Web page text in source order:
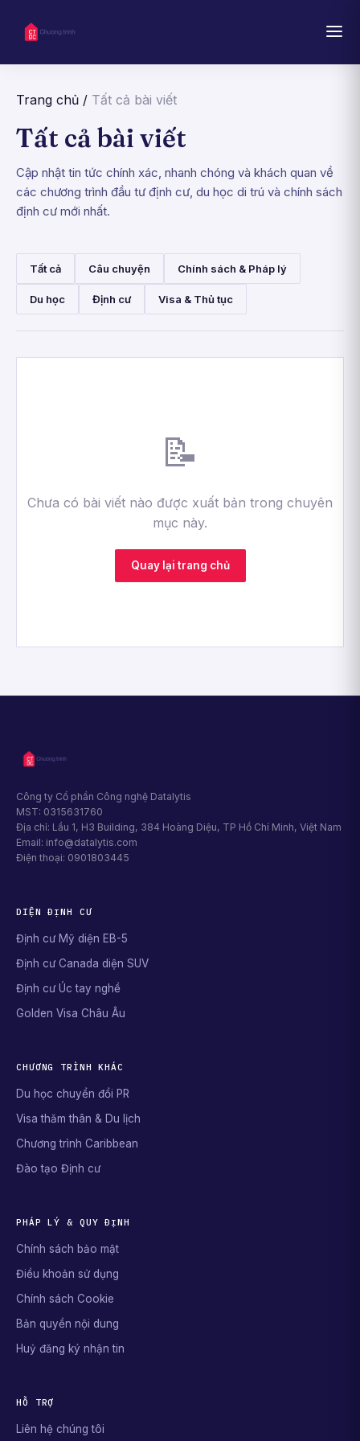
Trang chủ / Tất cả bài viết
Tất cả bài viết
Cập nhật tin tức chính xác, nhanh chóng và khách quan về
các chương trình đầu tư định cư, du học di trú và chính sách
định cư mới nhất.
Tất cả Câu chuyện Chính sách & Pháp lý
Du học Định cư Visa & Thủ tục
📝
Chưa có bài viết nào được xuất bản trong chuyên
mục này.
Quay lại trang chủ
Công ty Cổ phần Công nghệ Datalytis
MST: 0315631760
Địa chỉ: Lầu 1, H3 Building, 384 Hoàng Diệu, TP Hồ Chí Minh, Việt Nam
Email: info@datalytis.com
Điện thoại: 0901803445
DIỆN ĐỊNH CƯ
Định cư Mỹ diện EB-5
Định cư Canada diện SUV
Định cư Úc tay nghề
Golden Visa Châu Âu
CHƯƠNG TRÌNH KHÁC
Du học chuyển đổi PR
Visa thăm thân & Du lịch
Chương trình Caribbean
Đào tạo Định cư
PHÁP LÝ & QUY ĐỊNH
Chính sách bảo mật
Điều khoản sử dụng
Chính sách Cookie
Bản quyền nội dung
Huỷ đăng ký nhận tin
HỖ TRỢ
Liên hệ chúng tôi